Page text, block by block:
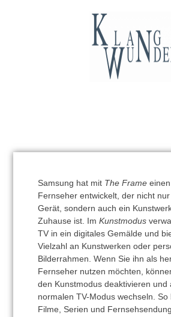
Samsung hat mit The Frameeinen
Fernseher entwickelt, der nicht
Gerät, sondern auch ein
Zuhause ist. Im Kunstmodus
TV in ein digitales Gemälde und
Vielzahl an Kunstwerken oder
Bilderrahmen. Wenn Sie ihn als
Fernseher nutzen möchten,
den Kunstmodus deaktivieren und
normalen TV-Modus wechseln. So
Filme, Serien und